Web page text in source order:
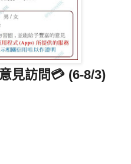
見訪問💳 (6-8/3)